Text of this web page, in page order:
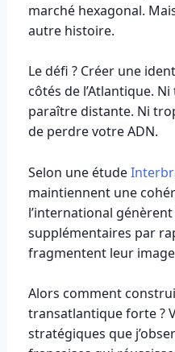
marché hexagonal.
autre histoire.
Le défi ? Créer une
côtés de l’Atlantique.
paraître distante. Ni
de perdre votre ADN.
Selon une étude
maintiennent une
l’international
supplémentaires par
fragmentent leur
Alors comment
transatlantique forte ?
stratégiques que